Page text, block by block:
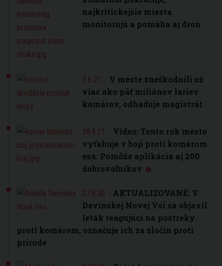
najkritickejšie miesta
monitorujú a pomáha aj dron
3.6.21.
V meste zneškodnili už
viac ako päť miliónov lariev
komárov, odhaduje magistrát
28.4.21.
Video: Tento rok mesto
vyťahuje v boji proti komárom
esá: Pomôže aplikácia aj 200
dobrovoľníkov
27.8.20.
AKTUALIZOVANÉ: V
Devínskej Novej Vsi sa objavil
leták reagujúci na postreky
proti komárom, označuje ich za zločin proti
prírode